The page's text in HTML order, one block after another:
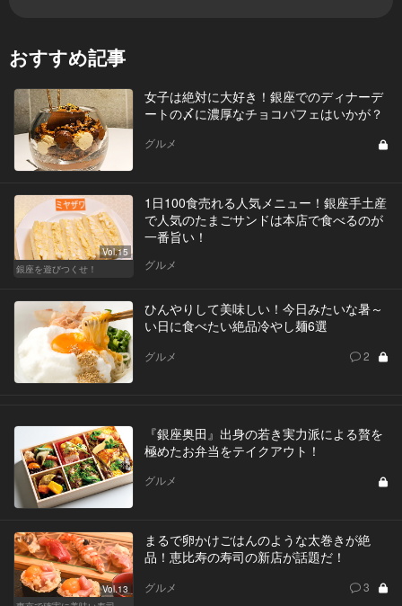
おすすめ記事
女子は絶対に大好き！銀座でのディナーデ
ートの〆に濃厚なチョコパフェはいかが？
グルメ
Vol.15
銀座を遊びつくせ！
1日100食売れる人気メニュー！銀座手土産
で人気のたまごサンドは本店で食べるのが
一番旨い！
グルメ
ひんやりして美味しい！今日みたいな暑～
い日に食べたい絶品冷やし麺6選
グルメ 2
『銀座奥田』出身の若き実力派による贅を
極めたお弁当をテイクアウト！
グルメ
Vol.13
まるで卵かけごはんのような太巻きが絶
品！恵比寿の寿司の新店が話題だ！
グルメ 3